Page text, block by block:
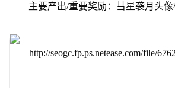
主要产出/重要奖励：彗星袭月头像